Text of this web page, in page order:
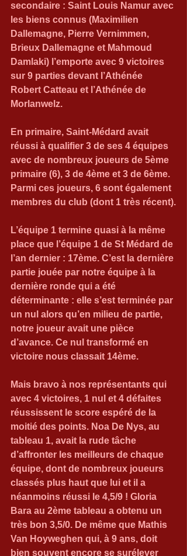
secondaire : Saint Louis Namur avec
les biens connus (Maximilien
Dallemagne, Pierre Vernimmen,
Brieux Dallemagne et Mahmoud
Damlaki) l’emporte avec 9 victoires
sur 9 parties devant l’Athénée
Robert Catteau et l’Athénée de
Morlanwelz.
En primaire, Saint-Médard avait
réussi à qualifier 3 de ses 4 équipes
avec de nombreux joueurs de 5ème
primaire (6), 3 de 4ème et 3 de 6ème.
Parmi ces joueurs, 6 sont également
membres du club (dont 1 très récent).
L’équipe 1 termine quasi à la même
place que l’équipe 1 de St Médard de
l’an dernier : 17ème. C’est la dernière
partie jouée par notre équipe à la
dernière ronde qui a été
déterminante : elle s’est terminée par
un nul alors qu’en milieu de partie,
notre joueur avait une pièce
d’avance. Ce nul transformé en
victoire nous classait 14ème.
Mais bravo à nos représentants qui
avec 4 victoires, 1 nul et 4 défaites
réussissent le score espéré de la
moitié des points. Noa De Nys, au
tableau 1, avait la rude tâche
d’affronter les meilleurs de chaque
équipe, dont de nombreux joueurs
classés plus haut que lui et il a
néanmoins réussi le 4,5/9 ! Gloria
Bara au 2ème tableau a obtenu un
très bon 3,5/0. De même que Mathis
Van Hoyweghen qui, à 9 ans, doit
bien souvent encore se surélever